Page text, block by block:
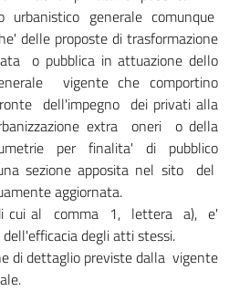
generale comunque
delle proposte di trasformazione
o pubblica in attuazione dello
vigente che comportino
dell'impegno dei privati alla
extra oneri o della
per finalita' di pubblico
sezione apposita nel sito del
aggiornata.
cui al comma 1, lettera a), e'
degli atti stessi.
di dettaglio previste dalla vigente